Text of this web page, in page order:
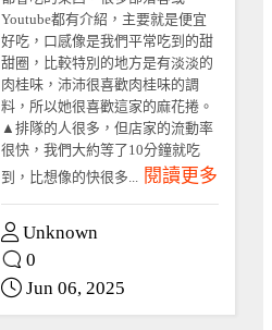
Youtube都有介紹，主要就是便宜
好吃，口感像是我們平常吃到的甜
甜圈，比較特別的地方是有淡淡的
肉桂味，沛沛很喜歡肉桂味的調
料，所以她很喜歡這家的麻花捲。
▲排隊的人很多，但店家的流動率
很快，我們大約等了10分鐘就吃
到，比想像的快很多...
閱讀更多
Unknown
0
Jun 06, 2025